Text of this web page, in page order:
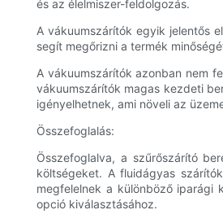
és az élelmiszer-feldolgozás.
A vákuumszárítók egyik jelentős
segít megőrizni a termék
A vákuumszárítók azonban nem
vákuumszárítók magas kezdeti
igényelhetnek, ami növeli az
Összefoglalás:
Összefoglalva, a szűrőszárító
költségeket. A fluidágyas
megfelelnek a különböző iparági
opció kiválasztásához.